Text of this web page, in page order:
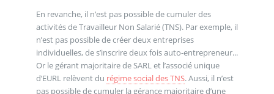
En revanche, il n’est pas possible de cumuler des
activités de Travailleur Non Salarié (TNS). Par exemple, il
n’est pas possible de créer deux entreprises
individuelles, de s’inscrire deux fois auto-entrepreneur...
Or le gérant majoritaire de SARL et l’associé unique
d’EURL relèvent du régime social des TNS. Aussi, il n’est
pas possible de cumuler la gérance majoritaire d’une